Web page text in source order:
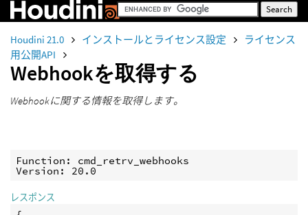
Houdini 21.0 インストールとライセンス設定
ライセンス
用公開API
Webhookを取得する
Webhookに関する情報を取得します。
Function: cmd_retrv_webhooks
Version: 20.0
レスポンス